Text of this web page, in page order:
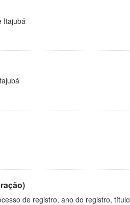
Itajubá
de registro, ano do registro, título